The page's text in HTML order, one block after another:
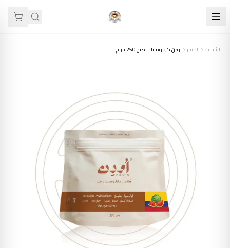
الرئيسية المتجر اودن كولومبيا - بطيخ 250 جرام